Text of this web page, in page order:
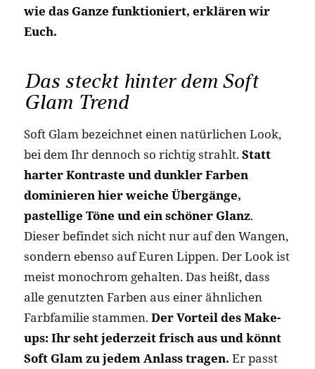
wie das Ganze funktioniert, erklären wir
Euch.
Das steckt hinter dem Soft
Glam Trend
Soft Glam bezeichnet einen natürlichen Look,
bei dem Ihr dennoch so richtig strahlt. Statt
harter Kontraste und dunkler Farben
dominieren hier weiche Übergänge,
pastellige Töne und ein schöner Glanz.
Dieser befindet sich nicht nur auf den Wangen,
sondern ebenso auf Euren Lippen. Der Look ist
meist monochrom gehalten. Das heißt, dass
alle genutzten Farben aus einer ähnlichen
Farbfamilie stammen. Der Vorteil des Make-
ups: Ihr seht jederzeit frisch aus und könnt
Soft Glam zu jedem Anlass tragen. Er passt